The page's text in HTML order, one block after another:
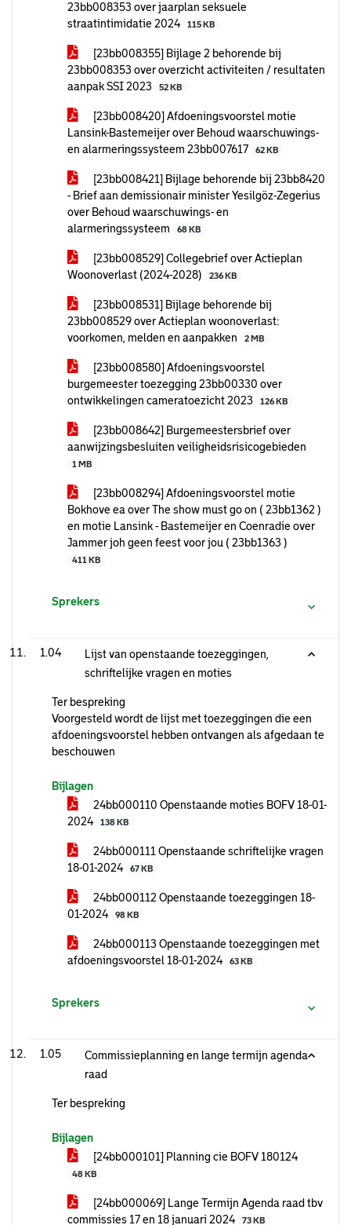
23bb008353 over jaarplan seksuele
straatintimidatie 2024
115 KB
[23bb008355] Bijlage 2 behorende bij
23bb008353 over overzicht activiteiten / resultaten
aanpak SSI 2023
52 KB
[23bb008420] Afdoeningsvoorstel motie
Lansink-Bastemeijer over Behoud waarschuwings-
en alarmeringssysteem 23bb007617
62 KB
[23bb008421] Bijlage behorende bij 23bb8420
- Brief aan demissionair minister Yesilgöz-Zegerius
over Behoud waarschuwings- en
alarmeringssysteem
68 KB
[23bb008529] Collegebrief over Actieplan
Woonoverlast (2024-2028)
236 KB
[23bb008531] Bijlage behorende bij
23bb008529 over Actieplan woonoverlast:
voorkomen, melden en aanpakken
2 MB
[23bb008580] Afdoeningsvoorstel
burgemeester toezegging 23bb00330 over
ontwikkelingen cameratoezicht 2023
126 KB
[23bb008642] Burgemeestersbrief over
aanwijzingsbesluiten veiligheidsrisicogebieden
1 MB
[23bb008294] Afdoeningsvoorstel motie
Bokhove ea over The show must go on ( 23bb1362 )
en motie Lansink - Bastemeijer en Coenradie over
Jammer joh geen feest voor jou ( 23bb1363 )
411 KB
Sprekers
1.04
Lijst van openstaande toezeggingen,
schriftelijke vragen en moties
Ter bespreking
Voorgesteld wordt de lijst met toezeggingen die een
afdoeningsvoorstel hebben ontvangen als afgedaan te
beschouwen
Bijlagen
24bb000110 Openstaande moties BOFV 18-01-
2024
138 KB
24bb000111 Openstaande schriftelijke vragen
18-01-2024
67 KB
24bb000112 Openstaande toezeggingen 18-
01-2024
98 KB
24bb000113 Openstaande toezeggingen met
afdoeningsvoorstel 18-01-2024
63 KB
Sprekers
1.05
Commissieplanning en lange termijn agenda
raad
Ter bespreking
Bijlagen
[24bb000101] Planning cie BOFV 180124
48 KB
[24bb000069] Lange Termijn Agenda raad tbv
commissies 17 en 18 januari 2024
73 KB